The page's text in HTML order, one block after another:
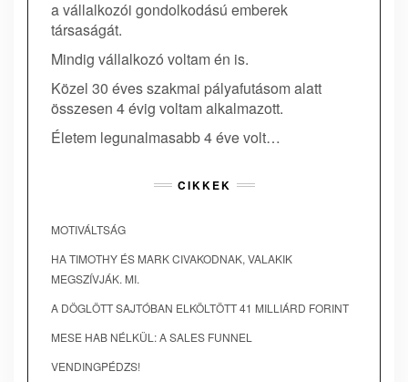
a vállalkozói gondolkodású emberek
társaságát.
Mindig vállalkozó voltam én is.
Közel 30 éves szakmai pályafutásom alatt
összesen 4 évig voltam alkalmazott.
Életem legunalmasabb 4 éve volt…
CIKKEK
MOTIVÁLTSÁG
HA TIMOTHY ÉS MARK CIVAKODNAK, VALAKIK
MEGSZÍVJÁK. MI.
A DÖGLÖTT SAJTÓBAN ELKÖLTÖTT 41 MILLIÁRD FORINT
MESE HAB NÉLKÜL: A SALES FUNNEL
VENDINGPÉDZS!